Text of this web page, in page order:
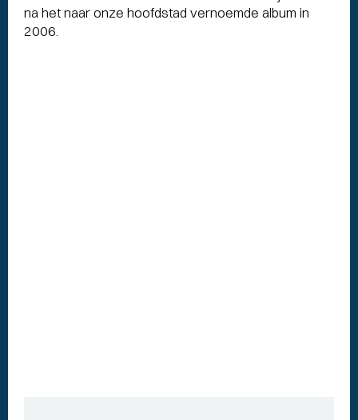
na het naar onze hoofdstad vernoemde album in
2006.